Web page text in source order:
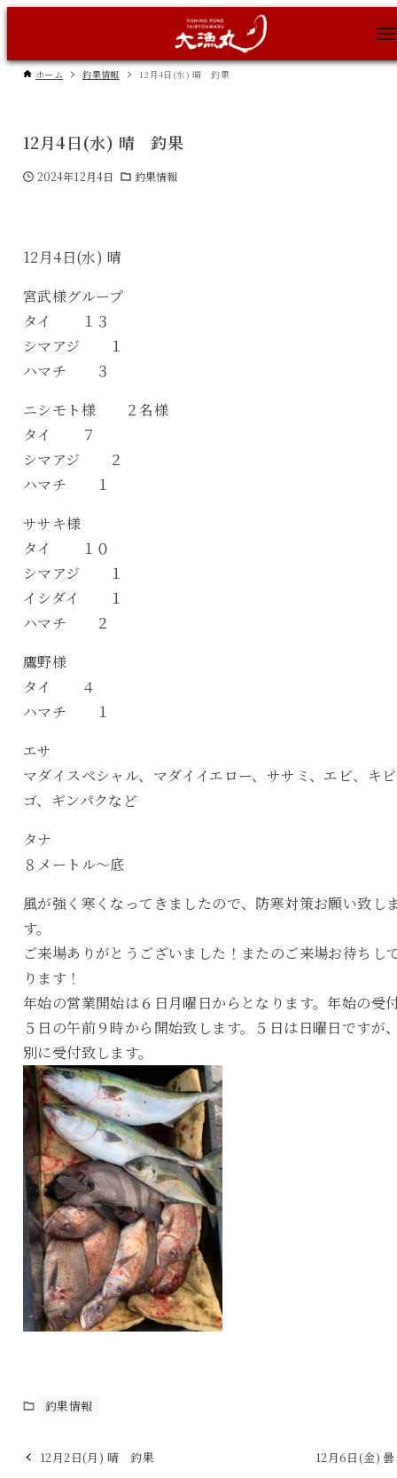
ホーム 釣果情報 12月4日(水) 晴 釣果
12月4日(水) 晴 釣果
2024年12月4日 釣果情報
12月4日(水) 晴
宮武様グループ
タイ １３
シマアジ １
ハマチ ３
ニシモト様 ２名様
タイ ７
シマアジ ２
ハマチ １
ササキ様
タイ １０
シマアジ １
イシダイ １
ハマチ ２
鷹野様
タイ ４
ハマチ １
エサ
マダイスペシャル、マダイイエロー、ササミ、エビ、キ
ゴ、ギンパクなど
タナ
８メートル〜底
風が強く寒くなってきましたので、防寒対策お願い致し
す。
ご来場ありがとうございました！またのご来場お待ちし
ります！
年始の営業開始は６日月曜日からとなります。年始の受
５日の午前９時から開始致します。５日は日曜日ですが
別に受付致します。
釣果情報
12月2日(月) 晴 釣果 12月6日(金)